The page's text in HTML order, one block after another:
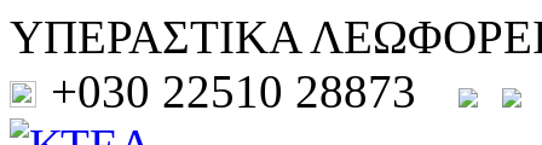
ΥΠΕΡΑΣΤΙΚΑ
+030 22510 28873